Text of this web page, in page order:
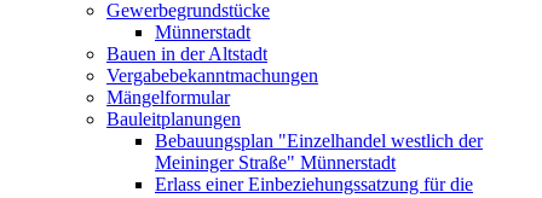
Gewerbegrundstücke
Münnerstadt
Bauen in der Altstadt
Vergabebekanntmachungen
Mängelformular
Bauleitplanungen
Bebauungsplan "Einzelhandel westlich der
Meininger Straße" Münnerstadt
Erlass einer Einbeziehungssatzung für die